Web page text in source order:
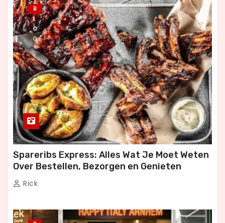
B
L
O
G
Spareribs Express: Alles Wat Je Moet Weten
Over Bestellen, Bezorgen en Genieten
Rick